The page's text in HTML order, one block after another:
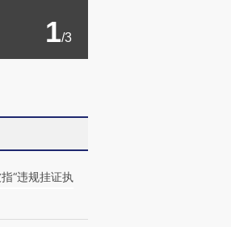
1/3
“违规挂证执